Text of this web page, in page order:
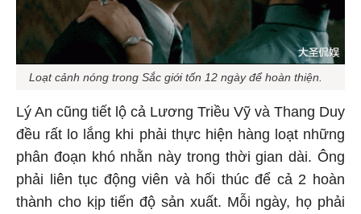
Loạt cảnh nóng trong Sắc giới tốn 12 ngày để hoàn thiện.
Lý An cũng tiết lộ cả Lương Triều Vỹ và Thang Duy
đều rất lo lắng khi phải thực hiện hàng loạt những
phân đoạn khó nhằn này trong thời gian dài. Ông
phải liên tục động viên và hối thúc để cả 2 hoàn
thành cho kịp tiến độ sản xuất. Mỗi ngày, họ phải